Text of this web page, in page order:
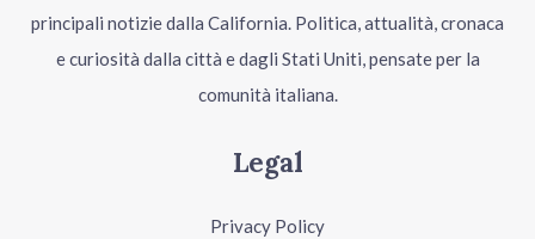
principali notizie dalla California. Politica, attualità, cronaca
e curiosità dalla città e dagli Stati Uniti, pensate per la
comunità italiana.
Legal
Privacy Policy